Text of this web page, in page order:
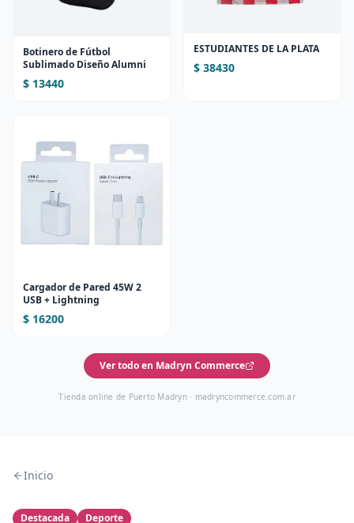
Botinero de Fútbol
Sublimado Diseño Alumni
$ 13440
ESTUDIANTES DE LA PLATA
$ 38430
Cargador de Pared 45W 2
USB + Lightning
$ 16200
Ver todo en Madryn Commerce
Tienda online de Puerto Madryn · madryncommerce.com.ar
Inicio
Destacada Deporte